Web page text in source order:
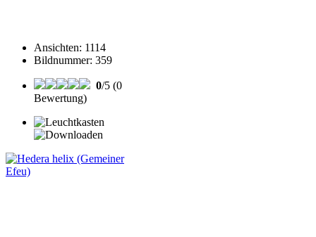
Ansichten: 1114
Bildnummer: 359
0/5 (0
Bewertung)